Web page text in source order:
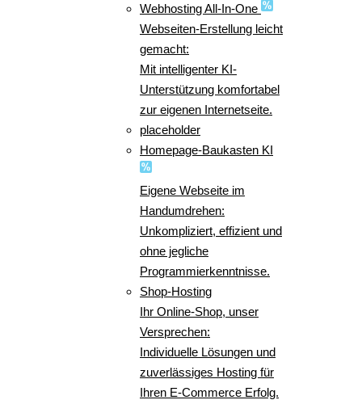
Webhosting All-In-One
Webseiten-Erstellung leicht
gemacht:
Mit intelligenter KI-
Unterstützung komfortabel
zur eigenen Internetseite.
placeholder
Homepage-Baukasten KI
Eigene Webseite im
Handumdrehen:
Unkompliziert, effizient und
ohne jegliche
Programmierkenntnisse.
Shop-Hosting
Ihr Online-Shop, unser
Versprechen:
Individuelle Lösungen und
zuverlässiges Hosting für
Ihren E-Commerce Erfolg.